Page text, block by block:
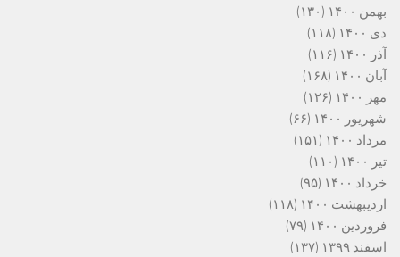
بهمن ۱۴۰۰
(۱۳۰)
دی ۱۴۰۰
(۱۱۸)
آذر ۱۴۰۰
(۱۱۶)
آبان ۱۴۰۰
(۱۶۸)
مهر ۱۴۰۰
(۱۲۶)
شهریور ۱۴۰۰
(۶۶)
مرداد ۱۴۰۰
(۱۵۱)
تیر ۱۴۰۰
(۱۱۰)
خرداد ۱۴۰۰
(۹۵)
اردیبهشت ۱۴۰۰
(۱۱۸)
فروردین ۱۴۰۰
(۷۹)
اسفند ۱۳۹۹
(۱۳۷)